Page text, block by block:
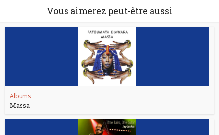
Vous aimerez peut-être aussi
Albums
Massa